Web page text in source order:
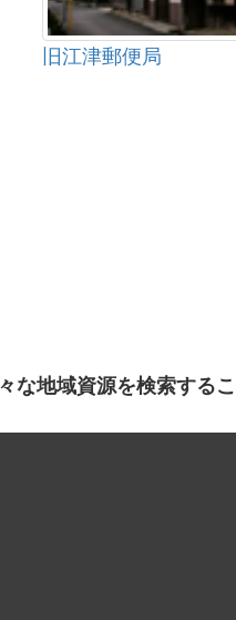
旧江津郵便局
な地域資源を検索するこ